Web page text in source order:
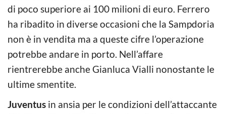
di poco superiore ai 100 milioni di euro. Ferrero
ha ribadito in diverse occasioni che la Sampdoria
non è in vendita ma a queste cifre l’operazione
potrebbe andare in porto. Nell’affare
rientrerebbe anche Gianluca Vialli nonostante le
ultime smentite.
Juventus in ansia per le condizioni dell’attaccante